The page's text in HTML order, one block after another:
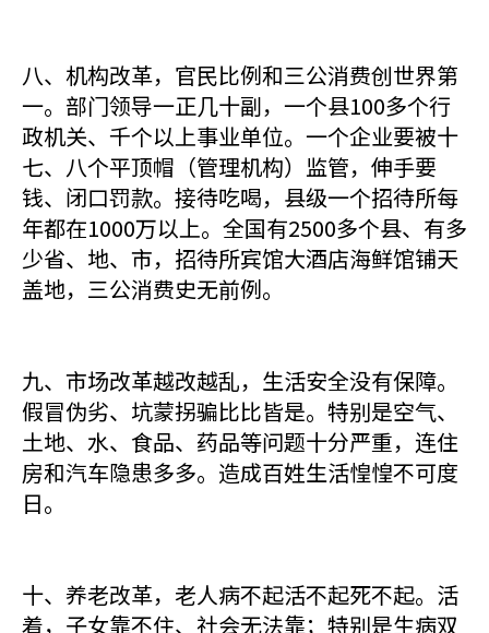
八、机构改革，官民比例和三公消费创世界第
一。部门领导一正几十副，一个县100多个行
政机关、千个以上事业单位。一个企业要被十
七、八个平顶帽（管理机构）监管，伸手要
钱、闭口罚款。接待吃喝，县级一个招待所每
年都在1000万以上。全国有2500多个县、有多
少省、地、市，招待所宾馆大酒店海鲜馆铺天
盖地，三公消费史无前例。
九、市场改革越改越乱，生活安全没有保障。
假冒伪劣、坑蒙拐骗比比皆是。特别是空气、
土地、水、食品、药品等问题十分严重，连住
房和汽车隐患多多。造成百姓生活惶惶不可度
日。
十、养老改革，老人病不起活不起死不起。活
着，子女靠不住、社会无法靠；特别是生病双